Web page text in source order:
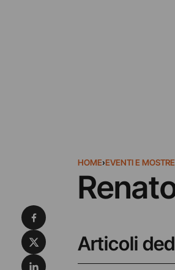
HOME›EVENTI E MOSTRE
Articoli
Condividi su Facebook
Condividi su X
Condividi su LinkedIn